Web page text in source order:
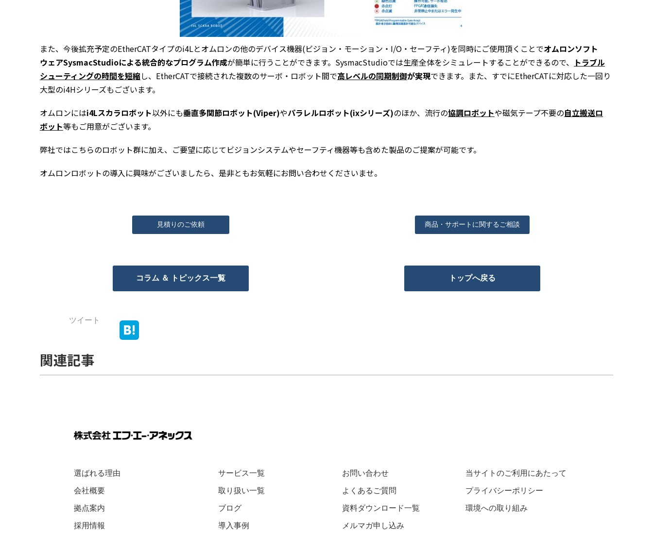
また、今後拡充予定のEtherCATタイプのi4Lとオムロンの他のデバイス機器(ビジョン・モーション・ I/O ・セーフティ)を同時にご使用頂くことでオムロンソフト
ウェアSysmacStudioによる統合的なプログラム作成が簡単に行うことができます。 SysmacStudioでは生産全体をシミュレートすることができるので、
トラブル
シューティングの時間を短縮し、 EtherCATで接続された複数のサーボ・ロボット間で高レベルの同期制御が実現できます。また、すでにEtherCATに対応した一回り
大型のi4Hシリーズもございます。
オムロンにはi4Lスカラロボット以外にも垂直多関節ロボット(Viper)やパラレルロボット(ixシリーズ)のほか、流行の協調ロボットや磁気テープ不要の自立搬送ロ
ボット等もご用意がございます。
弊社ではこちらのロボット群に加え、ご要望に応じてビジョンシステムやセーフティ機器等も含めた製品のご提案が可能です。
オムロンロボットの導入に興味がございましたら、是非ともお気軽にお問い合わせくださいませ。
見積りのご依頼 商品・サポートに関するご相談
コラム ＆ トピックス一覧 トップへ戻る
ツイート
関連記事
選ばれる理由
会社概要
拠点案内
採用情報
サービス一覧
取り扱い一覧
ブログ
導入事例
お問い合わせ
よくあるご質問
資料ダウンロード一覧
メルマガ申し込み
当サイトのご利用にあたって
プライバシーポリシー
環境への取り組み